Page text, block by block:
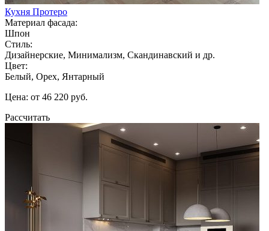
Кухня Протеро
Материал фасада:
Шпон
Стиль:
Дизайнерские, Минимализм, Скандинавский и др.
Цвет:
Белый, Орех, Янтарный
Цена: от 46 220 руб.
Рассчитать